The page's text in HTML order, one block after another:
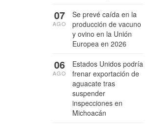
Se prevé caída en la
producción de vacuno
y ovino en la Unión
Europea en 2026
07
AGO
Estados Unidos podría
frenar exportación de
aguacate tras
suspender
inspecciones en
Michoacán
06
AGO